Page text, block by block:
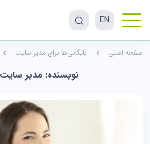
EN
صفحه اصلی بایگانی‌ها برای مدیر سایت
نویسنده:مدیر سایت